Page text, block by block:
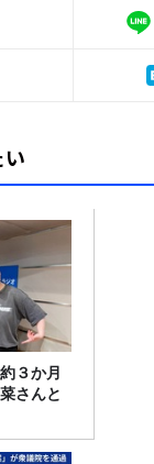
さんと